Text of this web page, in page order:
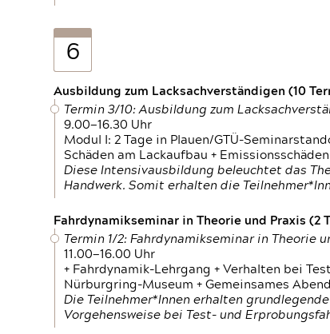
6
Ausbildung zum Lacksachverständigen (10
Termin 3/10: Ausbildung zum
9.00—16.30 Uhr
Modul I: 2 Tage in Plauen/GTÜ-
Schäden am Lackaufbau +
Diese Intensivausbildung beleuchtet das
Handwerk. Somit erhalten die
Fahrdynamikseminar in Theorie und Praxis (2
Termin 1/2: Fahrdynamikseminar in Theorie
11.00—16.00 Uhr
+ Fahrdynamik-Lehrgang + Verhalten bei
Nürburgring-Museum + Gemeinsames
Die Teilnehmer*Innen erhalten
Vorgehensweise bei Test- und